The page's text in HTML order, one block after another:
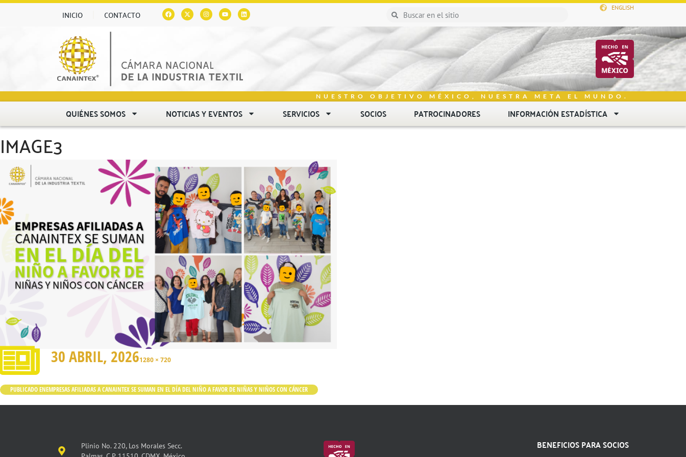
INICIO CONTACTO
ENGLISH
NUESTRO OBJETIVO MÉXICO, NUESTRA META EL MUNDO.
QUIÉNES SOMOS NOTICIAS Y EVENTOS SERVICIOS SOCIOS PATROCINADORES INFORMACIÓN ESTADÍSTICA
IMAGE3
30 ABRIL, 20261280 × 720
PUBLICADO ENEMPRESAS AFILIADAS A CANAINTEX SE SUMAN EN EL DÍA DEL NIÑO A FAVOR DE NIÑAS Y NIÑOS CON CÁNCER
Plinio No. 220, Los Morales Secc.
BENEFICIOS PARA SOCIOS